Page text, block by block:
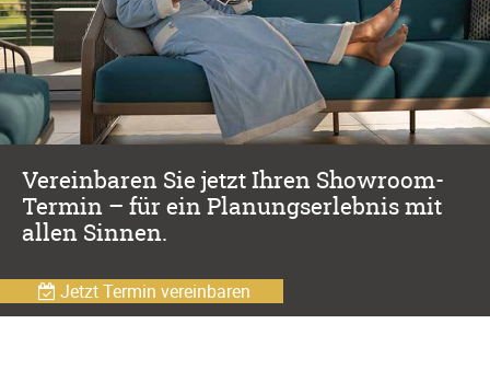
Vereinbaren Sie jetzt Ihren Showroom-
Termin – für ein Planungserlebnis mit
allen Sinnen.
Jetzt Termin vereinbaren